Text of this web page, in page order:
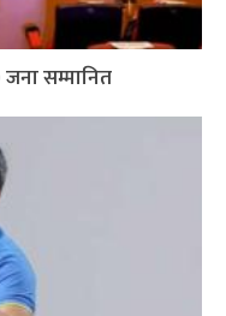
जना सम्मानित